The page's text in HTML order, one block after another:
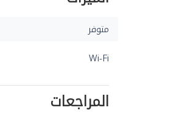
متوفر
Wi-Fi
المراجعات